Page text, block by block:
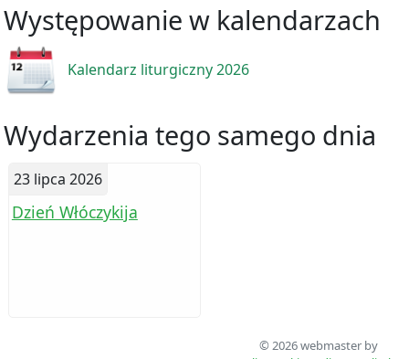
Występowanie w kalendarzach
Kalendarz liturgiczny 2026
Wydarzenia tego samego dnia
23 lipca 2026
Dzień Włóczykija
© 2026 webmaster by